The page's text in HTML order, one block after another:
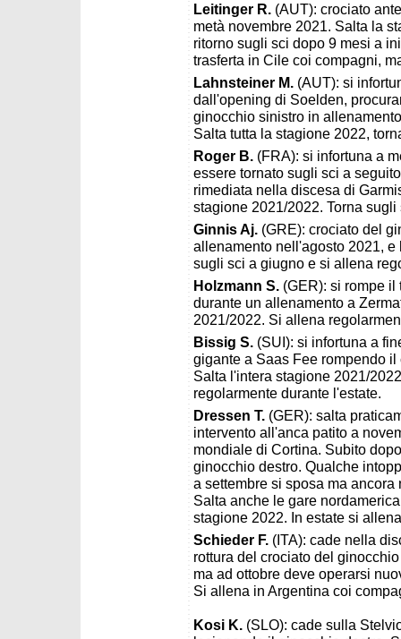
Leitinger R. (AUT): crociato
metà novembre 2021. Salta la
ritorno sugli sci dopo 9 mesi a
trasferta in Cile coi compagni,
Lahnsteiner M. (AUT): si
dall'opening di Soelden,
ginocchio sinistro in
Salta tutta la stagione 2022,
Roger B. (FRA): si infortuna a
essere tornato sugli sci a
rimediata nella discesa di
stagione 2021/2022. Torna
Ginnis Aj. (GRE): crociato del
allenamento nell'agosto 2021, e
sugli sci a giugno e si allena
Holzmann S. (GER): si rompe
durante un allenamento a
2021/2022. Si allena
Bissig S. (SUI): si infortuna a
gigante a Saas Fee rompendo
Salta l'intera stagione 2021/
regolarmente durante l'estate.
Dressen T. (GER): salta
intervento all'anca patito a
mondiale di Cortina. Subito
ginocchio destro. Qualche
a settembre si sposa ma ancora
Salta anche le gare
stagione 2022. In estate si
Schieder F. (ITA): cade nella
rottura del crociato del
ma ad ottobre deve operarsi
Si allena in Argentina coi
Kosi K. (SLO): cade sulla